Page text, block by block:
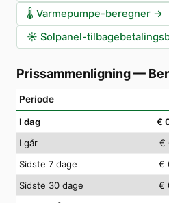
🌡️ Varmepumpe-beregner →
☀️ Solpanel-
Prissammenligning—
Periode
I dag €
I går
€
Sidste 7 dage
€
Sidste 30 dage
€